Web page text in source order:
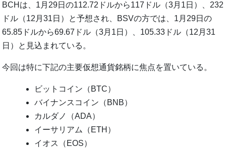
BCHは、1月29日の112.72ドルから117ドル（3月1日）、232
ドル（12月31日）と予想され、BSVの方では、1月29日の
65.85ドルから69.67ドル（3月1日）、105.33ドル（12月31
日）と見込まれている。
今回は特に下記の主要仮想通貨銘柄に焦点を置いている。
ビットコイン（BTC）
バイナンスコイン（BNB）
カルダノ（ADA）
イーサリアム（ETH）
イオス（EOS）